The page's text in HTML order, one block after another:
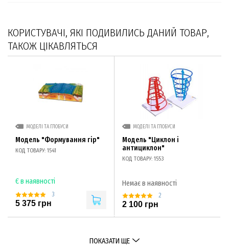
КОРИСТУВАЧІ, ЯКІ ПОДИВИЛИСЬ ДАНИЙ ТОВАР,
ТАКОЖ ЦІКАВЛЯТЬСЯ
МОДЕЛІ ТА ГЛОБУСИ
Модель "Формування гір"
КОД ТОВАРУ: 1541
Є в наявності
3
5 375 грн
МОДЕЛІ ТА ГЛОБУСИ
Модель "Циклон і
антициклон"
КОД ТОВАРУ: 1553
Немає в наявності
2
2 100 грн
ПОКАЗАТИ ЩЕ